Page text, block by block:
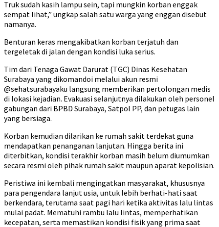
Truk sudah kasih lampu sein, tapi mungkin korban enggak
sempat lihat,” ungkap salah satu warga yang enggan disebut
namanya.
Benturan keras mengakibatkan korban terjatuh dan
tergeletak di jalan dengan kondisi luka serius.
Tim dari Tenaga Gawat Darurat (TGC) Dinas Kesehatan
Surabaya yang dikomandoi melalui akun resmi
@sehatsurabayaku langsung memberikan pertolongan medis
di lokasi kejadian. Evakuasi selanjutnya dilakukan oleh personel
gabungan dari BPBD Surabaya, Satpol PP, dan petugas lain
yang bersiaga.
Korban kemudian dilarikan ke rumah sakit terdekat guna
mendapatkan penanganan lanjutan. Hingga berita ini
diterbitkan, kondisi terakhir korban masih belum diumumkan
secara resmi oleh pihak rumah sakit maupun aparat kepolisian.
Peristiwa ini kembali mengingatkan masyarakat, khususnya
para pengendara lanjut usia, untuk lebih berhati-hati saat
berkendara, terutama saat pagi hari ketika aktivitas lalu lintas
mulai padat. Mematuhi rambu lalu lintas, memperhatikan
kecepatan, serta memastikan kondisi fisik yang prima saat